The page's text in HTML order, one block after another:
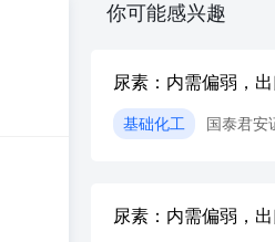
你可能感兴趣
尿素：内需偏弱，
基础化工 国泰君安
尿素：内需偏弱，